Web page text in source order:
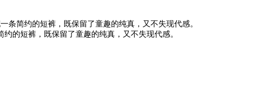
条简约的短裤，既保留了童趣的纯真，又不失现代感。
的短裤，既保留了童趣的纯真，又不失现代感。